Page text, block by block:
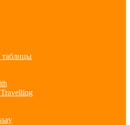
таблицы